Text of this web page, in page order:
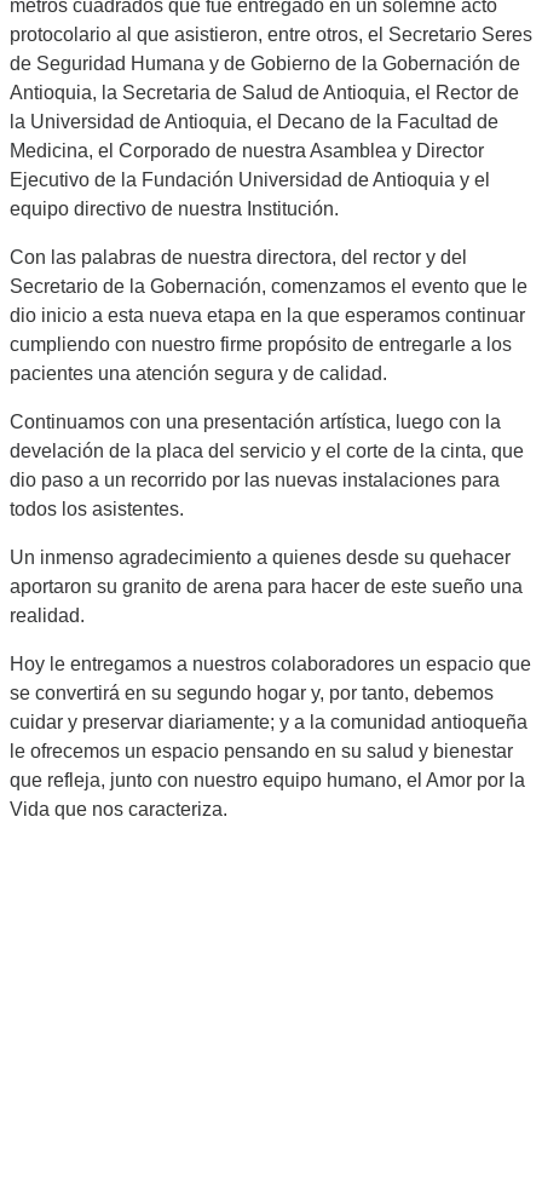
metros cuadrados que fue entregado en un solemne acto
protocolario al que asistieron, entre otros, el Secretario Seres
de Seguridad Humana y de Gobierno de la Gobernación de
Antioquia, la Secretaria de Salud de Antioquia, el Rector de
la Universidad de Antioquia, el Decano de la Facultad de
Medicina, el Corporado de nuestra Asamblea y Director
Ejecutivo de la Fundación Universidad de Antioquia y el
equipo directivo de nuestra Institución.
Con las palabras de nuestra directora, del rector y del
Secretario de la Gobernación, comenzamos el evento que le
dio inicio a esta nueva etapa en la que esperamos continuar
cumpliendo con nuestro firme propósito de entregarle a los
pacientes una atención segura y de calidad.
Continuamos con una presentación artística, luego con la
develación de la placa del servicio y el corte de la cinta, que
dio paso a un recorrido por las nuevas instalaciones para
todos los asistentes.
Un inmenso agradecimiento a quienes desde su quehacer
aportaron su granito de arena para hacer de este sueño una
realidad.
Hoy le entregamos a nuestros colaboradores un espacio que
se convertirá en su segundo hogar y, por tanto, debemos
cuidar y preservar diariamente; y a la comunidad antioqueña
le ofrecemos un espacio pensando en su salud y bienestar
que refleja, junto con nuestro equipo humano, el Amor por la
Vida que nos caracteriza.